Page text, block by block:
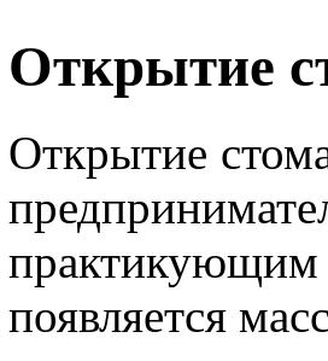
Открытие
Открытие
появляется